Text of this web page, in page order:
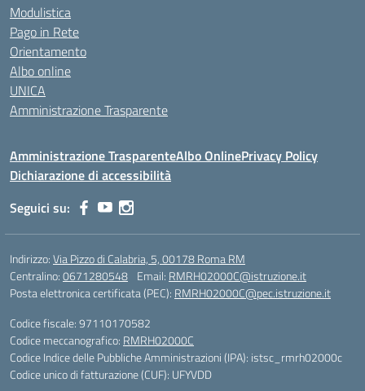
Modulistica
Pago in Rete
Orientamento
Albo online
UNICA
Amministrazione Trasparente
Amministrazione TrasparenteAlbo OnlinePrivacy Policy
Dichiarazione di accessibilità
Seguici su:
Indirizzo:Via Pizzo di Calabria, 5, 00178 Roma RM
Centralino:0671280548 Email: RMRH02000C@istruzione.it
Posta elettronica certificata (PEC): RMRH02000C@pec.istruzione.it
Codice fiscale: 97110170582
Codice meccanografico: RMRH02000C
Codice Indice delle Pubbliche Amministrazioni (IPA): istsc_rmrh02000c
Codice unico di fatturazione (CUF): UFYVDD